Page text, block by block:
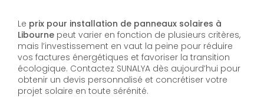
Le prix pour installation de panneaux solaires à
Libourne peut varier en fonction de plusieurs critères,
mais l’investissement en vaut la peine pour réduire
vos factures énergétiques et favoriser la transition
écologique. Contactez SUNALYA dès aujourd’hui pour
obtenir un devis personnalisé et concrétiser votre
projet solaire en toute sérénité.